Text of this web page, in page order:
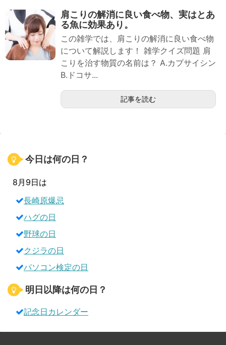
肩こりの解消に良い食べ物、実はとあ
る魚に効果あり。
この雑学では、肩こりの解消に良い食べ物
について解説します！ 雑学クイズ問題 肩
こりを治す物質の名前は？ A.カプサイシン
B.ドコサ...
記事を読む
今日は何の日？
8月9日は
長崎原爆忌
ハグの日
野球の日
クジラの日
パソコン検定の日
明日以降は何の日？
記念日カレンダー